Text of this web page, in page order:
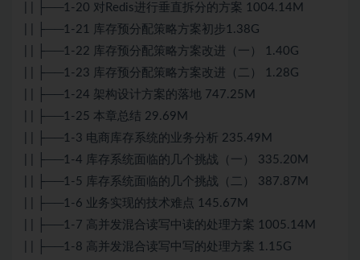
| | ├──1-20 对Redis进行垂直拆分的方案 1004.14M
| | ├──1-21 库存预分配策略方案初步1.38G
| | ├──1-22 库存预分配策略方案改进（一） 1.40G
| | ├──1-23 库存预分配策略方案改进（二） 1.28G
| | ├──1-24 架构设计方案的落地 747.25M
| | ├──1-25 本章总结 29.69M
| | ├──1-3 电商库存系统的业务分析 235.49M
| | ├──1-4 库存系统面临的几个挑战（一） 335.20M
| | ├──1-5 库存系统面临的几个挑战（二） 387.87M
| | ├──1-6 业务实现的技术难点 145.67M
| | ├──1-7 高并发混合读写中读的处理方案 1005.14M
| | ├──1-8 高并发混合读写中写的处理方案 1.15G